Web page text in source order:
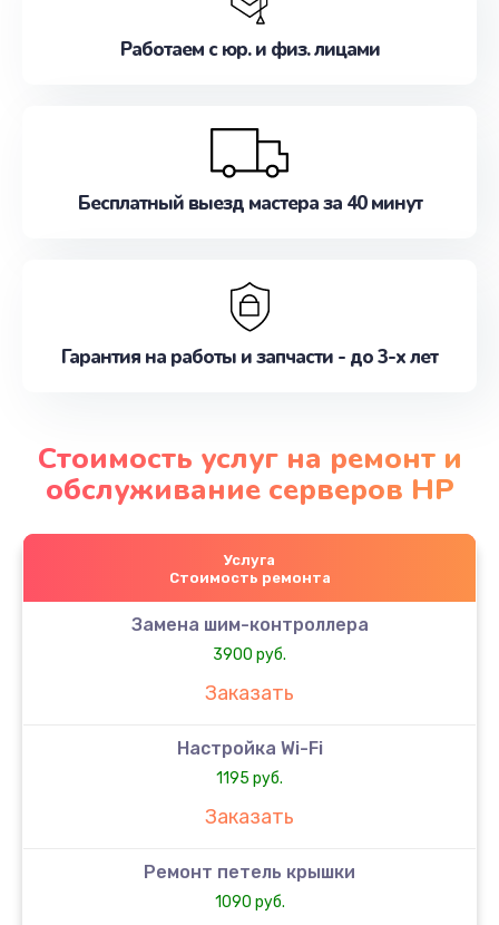
Работаем с юр. и физ. лицами
Бесплатный выезд мастера за 40 минут
Гарантия на работы и запчасти - до 3-х лет
Стоимость услуг на ремонт и
обслуживание серверов HP
Услуга
Стоимость ремонта
Замена шим-контроллера
3900 руб.
Заказать
Настройка Wi-Fi
1195 руб.
Заказать
Ремонт петель крышки
1090 руб.